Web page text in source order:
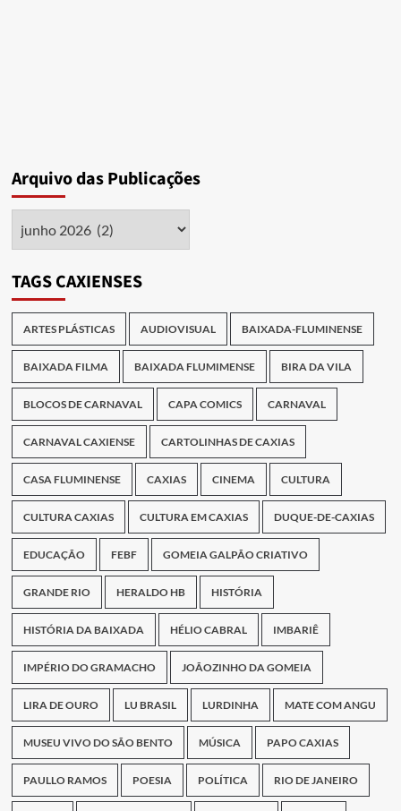
Arquivo das Publicações
das
TAGS CAXIENSES
ARTES PLÁSTICAS AUDIOVISUAL BAIXADA-FLUMINENSE
BAIXADA FILMA BAIXADA FLUMIMENSE BIRA DA VILA
BLOCOS DE CARNAVAL CAPA COMICS CARNAVAL
CARNAVAL CAXIENSE CARTOLINHAS DE CAXIAS
CASA FLUMINENSE CAXIAS CINEMA CULTURA
CULTURA CAXIAS CULTURA EM CAXIAS DUQUE-DE-CAXIAS
EDUCAÇÃO FEBF GOMEIA GALPÃO CRIATIVO
GRANDE RIO HERALDO HB HISTÓRIA
HISTÓRIA DA BAIXADA HÉLIO CABRAL IMBARIÊ
IMPÉRIO DO GRAMACHO JOÃOZINHO DA GOMEIA
LIRA DE OURO LU BRASIL LURDINHA MATE COM ANGU
MUSEU VIVO DO SÃO BENTO MÚSICA PAPO CAXIAS
PAULLO RAMOS POESIA POLÍTICA RIO DE JANEIRO